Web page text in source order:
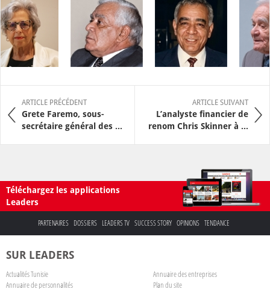
ARTICLE PRÉCÉDENT
Grete Faremo, sous-
secrétaire général des ...
ARTICLE SUIVANT
L’analyste financier de
renom Chris Skinner à ...
Téléchargez les applications
Leaders
PARTENAIRES DOSSIERS LEADERS TV SUCCESS STORY OPINIONS TENDANCE
SUR LEADERS
Actualités Tunisie
Annuaire des entreprises
Annuaire de personnalités
Plan du site